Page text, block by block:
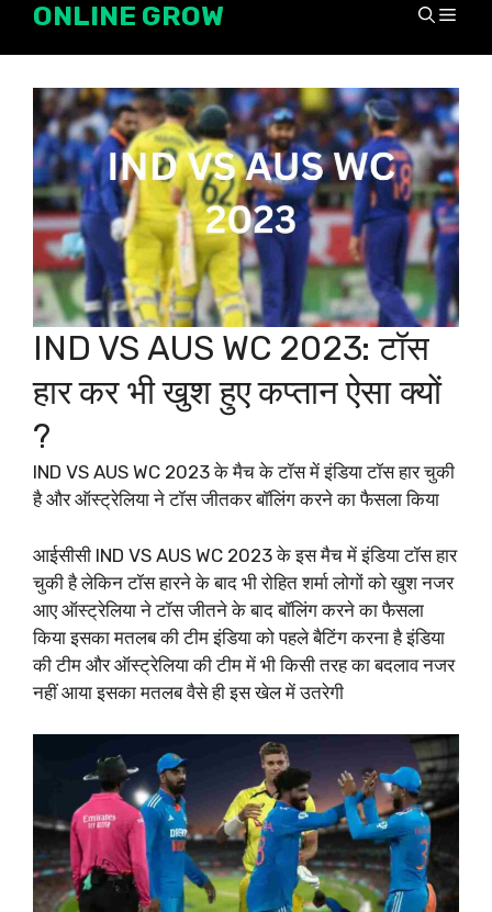
SkipONLINE GROW
IND VS AUS WC 2023: टॉस
हार कर भी खुश हुए कप्तान ऐसा क्यों
?
IND VS AUS WC 2023 के मैच के टॉस में इंडिया टॉस हार चुकी
है और ऑस्ट्रेलिया ने टॉस जीतकर बॉलिंग करने का फैसला किया
आईसीसी IND VS AUS WC 2023 के इस मैच में इंडिया टॉस हार
चुकी है लेकिन टॉस हारने के बाद भी रोहित शर्मा लोगों को खुश नजर
आए ऑस्ट्रेलिया ने टॉस जीतने के बाद बॉलिंग करने का फैसला
किया इसका मतलब की टीम इंडिया को पहले बैटिंग करना है इंडिया
की टीम और ऑस्ट्रेलिया की टीम में भी किसी तरह का बदलाव नजर
नहीं आया इसका मतलब वैसे ही इस खेल में उतरेगी